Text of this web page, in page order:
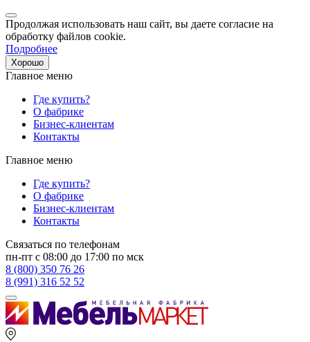
Продолжая использовать наш сайт, вы даете согласие на
обработку файлов cookie.
Подробнее
Хорошо
Главное меню
Где купить?
О фабрике
Бизнес-клиентам
Контакты
Главное меню
Где купить?
О фабрике
Бизнес-клиентам
Контакты
Связаться по телефонам
пн-пт с 08:00 до 17:00 по мск
8 (800) 350 76 26
8 (991) 316 52 52